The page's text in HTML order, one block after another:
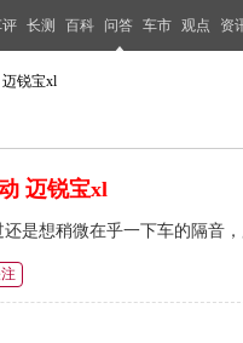
长测 百科 问答 车市 观点 资
迈锐宝xl
迈锐宝xl
是想稍微在乎一下车的隔音